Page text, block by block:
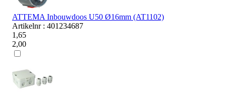
ATTEMA Inbouwdoos U50 Ø16mm (AT1102)
Artikelnr : 401234687
1,65
2,00